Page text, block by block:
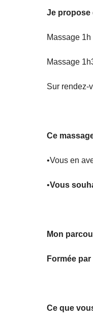
Je propose
Massage 1h
Massage
Sur rendez-
Ce
•Vous en
•Vous
Mon
Formée
Ce que